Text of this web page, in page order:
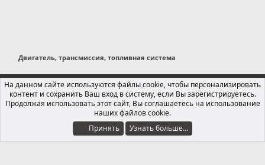
Двигатель, трансмиссия, топливная система
Russian (RU)
Обратная связь
Условия и правила
Политика конфиденциальности
Помощь
Локализация от xenForo.Info®
На данном сайте используются файлы cookie, чтобы персонализировать
контент и сохранить Ваш вход в систему, если Вы зарегистрируетесь.
Продолжая использовать этот сайт, Вы соглашаетесь на использование
наших файлов cookie.
Принять
Узнать больше…